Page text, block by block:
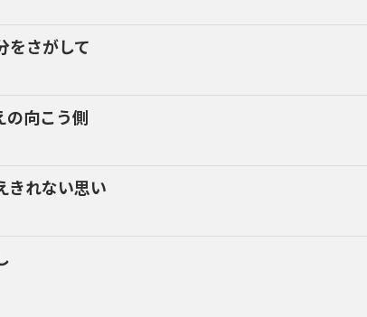
をさがして
の向こう側
きれない思い